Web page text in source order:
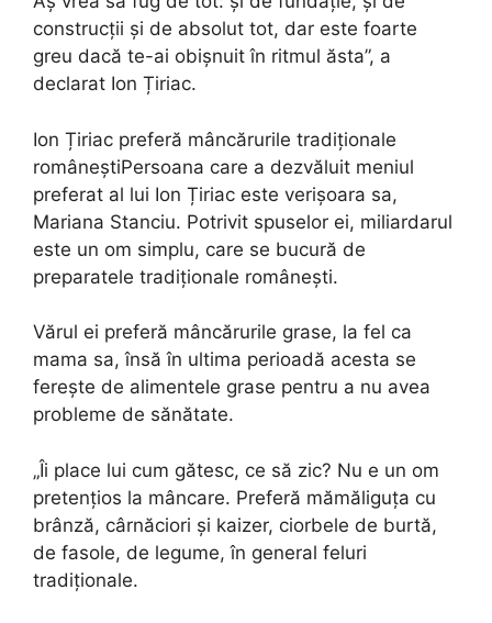
construcții și de absolut tot, dar este foarte
greu dacă te-ai obișnuit în ritmul ăsta”, a
declarat Ion Țiriac.
Ion Țiriac preferă mâncărurile tradiționale
româneștiPersoana care a dezvăluit meniul
preferat al lui Ion Țiriac este verișoara sa,
Mariana Stanciu. Potrivit spuselor ei, miliardarul
este un om simplu, care se bucură de
preparatele tradiționale românești.
Vărul ei preferă mâncărurile grase, la fel ca
mama sa, însă în ultima perioadă acesta se
ferește de alimentele grase pentru a nu avea
probleme de sănătate.
„Îi place lui cum gătesc, ce să zic? Nu e un om
pretenţios la mâncare. Preferă mămăliguţa cu
brânză, cârnăciori şi kaizer, ciorbele de burtă,
de fasole, de legume, în general feluri
tradiţionale.